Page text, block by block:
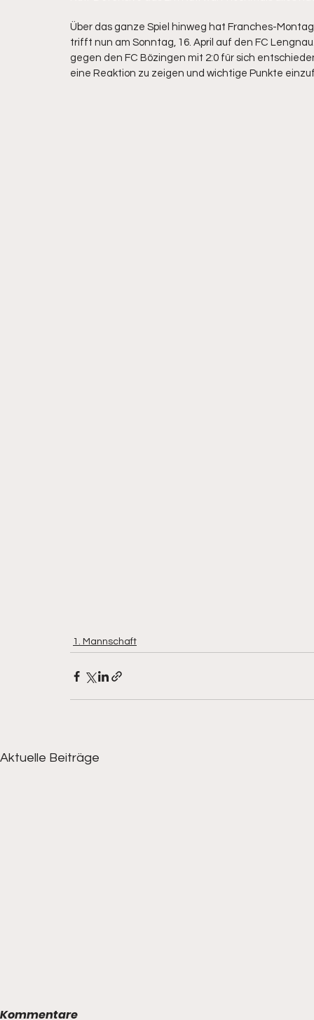
Über das ganze Spiel hinweg hat Franches-
trifft nun am Sonntag, 16. April auf den FC
gegen den FC Bözingen mit 2:0 für sich
eine Reaktion zu zeigen und wichtige Punkte
1. Mannschaft
Aktuelle Beiträge
Kommentare